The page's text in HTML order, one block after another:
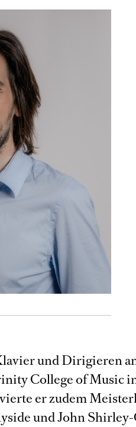
und Dirigieren
College of Music
er zudem
und John